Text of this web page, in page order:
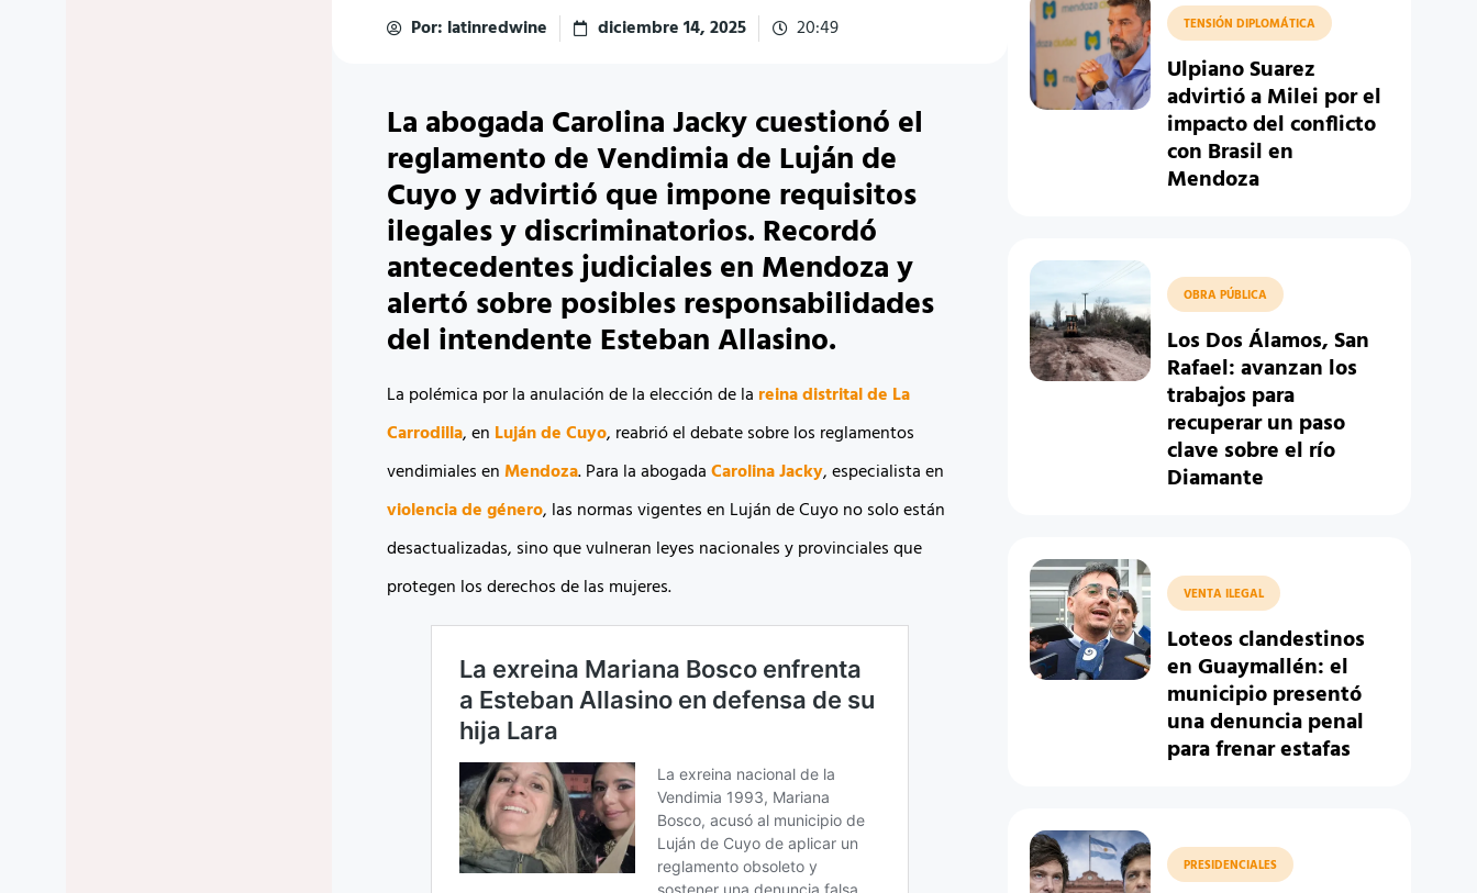
Por: latinredwine diciembre 14, 2025 20:49
La abogada Carolina Jacky cuestionó el
reglamento de Vendimia de Luján de
Cuyo y advirtió que impone requisitos
ilegales y discriminatorios. Recordó
antecedentes judiciales en Mendoza y
alertó sobre posibles responsabilidades
del intendente Esteban Allasino.
La polémica por la anulación de la elección de la reina distrital de La
Carrodilla, en Luján de Cuyo, reabrió el debate sobre los reglamentos
vendimiales enMendoza. Para la abogadaCarolina Jacky, especialista en
violencia de género, las normas vigentes en Luján de Cuyo no solo están
desactualizadas, sino que vulneran leyes nacionales y provinciales que
protegen los derechos de las mujeres.
TENSIÓN DIPLOMÁTICA
Ulpiano Suarez
advirtió a Milei por el
impacto del conflicto
con Brasil en
Mendoza
OBRA PÚBLICA
Los Dos Álamos, San
Rafael: avanzan los
trabajos para
recuperar un paso
clave sobre el río
Diamante
VENTA ILEGAL
Loteos clandestinos
en Guaymallén: el
municipio presentó
una denuncia penal
para frenar estafas
PRESIDENCIALES